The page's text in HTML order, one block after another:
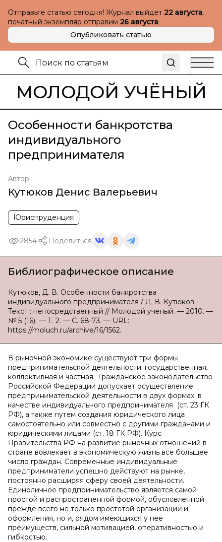
Отправьте статью сегодня! Журнал выйдет 22 августа,
печатный экземпляр отправим 26 августа
Опубликовать статью
МОЛОДОЙ УЧЁНЫЙ
Особенности банкротства
индивидуального
предпринимателя
Автор
Кутюков Денис Валерьевич
Юриспруденция
2854 Поделиться
Библиографическое описание
Кутюков, Д. В. Особенности банкротства
индивидуального предпринимателя / Д. В. Кутюков. —
Текст : непосредственный // Молодой ученый. — 2010. —
№ 5 (16). — Т. 2. — С. 68-73. — URL:
https://moluch.ru/archive/16/1562.
В рыночной экономике существуют три формы
предпринимательской деятельности: государственная,
коллективная и частная. Гражданское законодательство
Российской Федерации допускает осуществление
предпринимательской деятельности в двух формах: в
качестве индивидуального предпринимателя (ст. 23 ГК
РФ), а также путем создания юридического лица
самостоятельно или совместно с другими гражданами и
юридическими лицами (ст. 18 ГК РФ). Курс
Правительства РФ на развитие рыночных отношений в
стране вовлекает в экономическую жизнь все большее
число граждан. Современные индивидуальные
предприниматели успешно действуют на рынке,
постоянно расширяя сферу своей деятельности.
Единоличное предпринимательство является самой
простой и распространенной формой, обусловленной
прежде всего не только простотой организации и
оформления, но и, рядом имеющихся у нее
преимуществ, сильной мотивацией, оперативностью и
гибкостью.